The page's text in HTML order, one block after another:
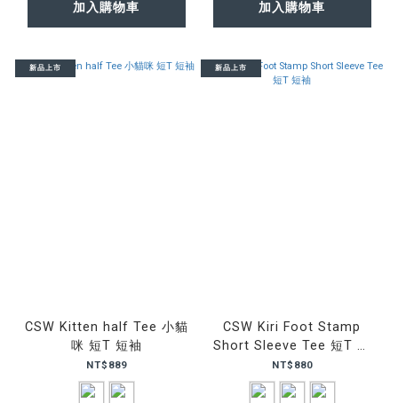
加入購物車 加入購物車
新品上市
CSW Kitten half Tee 小貓
咪 短T 短袖
NT$889
新品上市
CSW Kiri Foot Stamp
Short Sleeve Tee 短T 短
袖
NT$880